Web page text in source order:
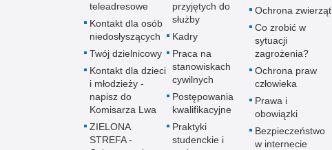
teleadresowe
Kontakt dla osób
niedosłyszących
Twój dzielnicowy
Kontakt dla dzieci
i młodzieży -
napisz do
Komisarza Lwa
ZIELONA
STREFA -
przyjętych do
służby
Kadry
Praca na
stanowiskach
cywilnych
Postępowania
kwalifikacyjne
Praktyki
studenckie i
Ochrona zwierząt
Co zrobić w
sytuacji
zagrożenia?
Ochrona praw
człowieka
Prawa i
obowiązki
Bezpieczeństwo
w internecie